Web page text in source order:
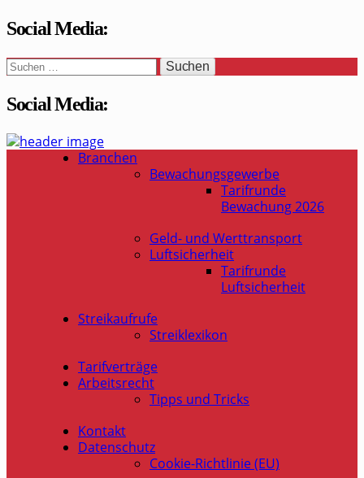
Social Media:
Suchen
nach:
Social Media:
WaSi-Hessen.de
Infoportal Wach- und Sicherheitsbranche in Hessen
Branchen
Bewachungsgewerbe
Tarifrunde
Bewachung 2026
Geld- und Werttransport
Luftsicherheit
Tarifrunde
Luftsicherheit
Streikaufrufe
Streiklexikon
Tarifverträge
Arbeitsrecht
Tipps und Tricks
Kontakt
Datenschutz
Cookie-Richtlinie (EU)